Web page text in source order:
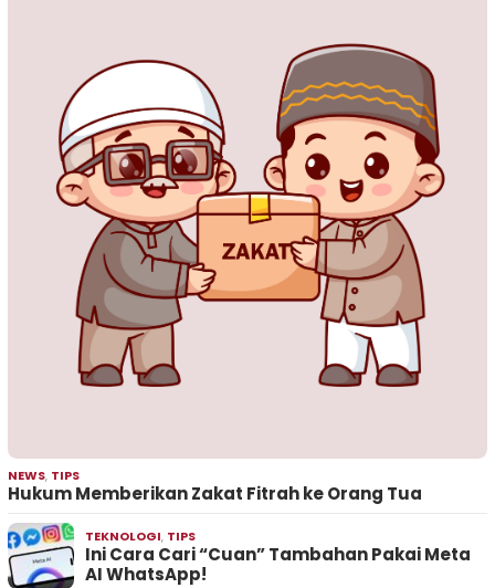
NEWS, TIPS
Hukum Memberikan Zakat Fitrah ke Orang Tua
TEKNOLOGI, TIPS
Ini Cara Cari “Cuan” Tambahan Pakai Meta
AI WhatsApp!